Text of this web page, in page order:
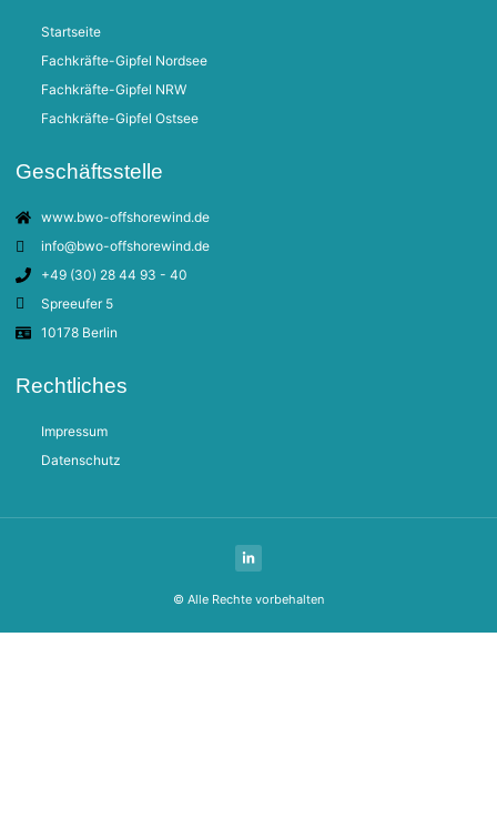
Startseite
Fachkräfte-Gipfel Nordsee
Fachkräfte-Gipfel NRW
Fachkräfte-Gipfel Ostsee
Geschäftsstelle
www.bwo-offshorewind.de
info@bwo-offshorewind.de
+49 (30) 28 44 93 - 40
Spreeufer 5
10178 Berlin
Rechtliches
Impressum
Datenschutz
© Alle Rechte vorbehalten